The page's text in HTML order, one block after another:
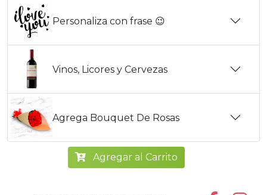
Personaliza con frase 😉
Vinos, Licores y Cervezas
Agrega Bouquet De Rosas
Agregar al Carrito